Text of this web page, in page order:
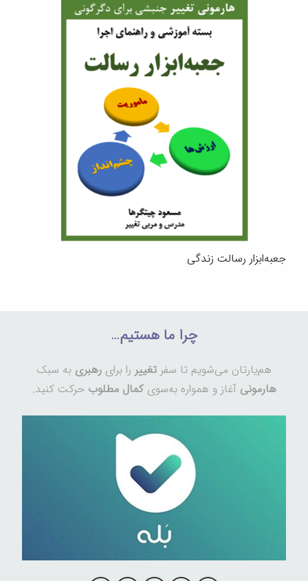
جعبه‌ابزار رسالت زندگی
چرا ما هستیم…
هم‌یارتان می‌شویم تا سفر تغییر را برای رهبری به سبک
هارمونی آغاز و همواره به‌سوی کمال مطلوب حرکت کنید.